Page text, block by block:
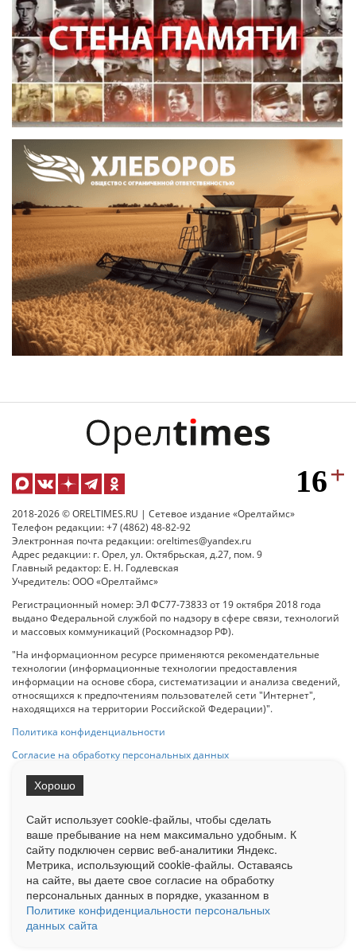
2018-2026 © ORELTIMES.RU | Сетевое издание «Орелтаймс»
Телефон редакции: +7 (4862) 48-82-92
Электронная почта редакции: oreltimes@yandex.ru
Адрес редакции: г. Орел, ул. Октябрьская, д.27, пом. 9
Главный редактор: Е. Н. Годлевская
Учредитель: ООО «Орелтаймс»
Регистрационный номер: ЭЛ ФС77-73833 от 19 октября 2018 года
выдано Федеральной службой по надзору в сфере связи, технологий
и массовых коммуникаций (Роскомнадзор РФ).
"На информационном ресурсе применяются рекомендательные
технологии (информационные технологии предоставления
информации на основе сбора, систематизации и анализа сведений,
относящихся к предпочтениям пользователей сети "Интернет",
находящихся на территории Российской Федерации)".
Политика конфиденциальности
Согласие на обработку персональных данных
на Сетевое издание «ОрелТаймс» обязательна.
Ограниченная статистика посещаемости доступна на сайте
Liveinternet.ru . Подробная статистика для рекламодателей по запросу
у менеджера.
Реклама Документы О нас Контакты
Сайт использует cookie-файлы, чтобы сделать
ваше пребывание на нем максимально удобным. К
cайту подключен сервис веб-аналитики Яндекс.
Метрика, использующий cookie-файлы. Оставаясь
на сайте, вы даете свое согласие на обработку
персональных данных в порядке, указанном в
Политике конфиденциальности персональных
данных сайта
Хорошо